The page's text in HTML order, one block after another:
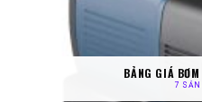
BẢNG GIÁ
7 SẢN